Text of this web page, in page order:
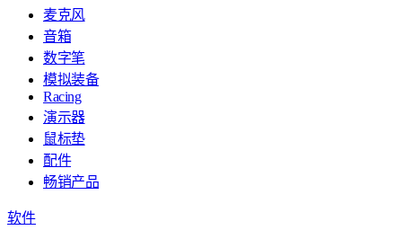
麦克风
音箱
数字笔
模拟装备
Racing
演示器
鼠标垫
配件
畅销产品
软件